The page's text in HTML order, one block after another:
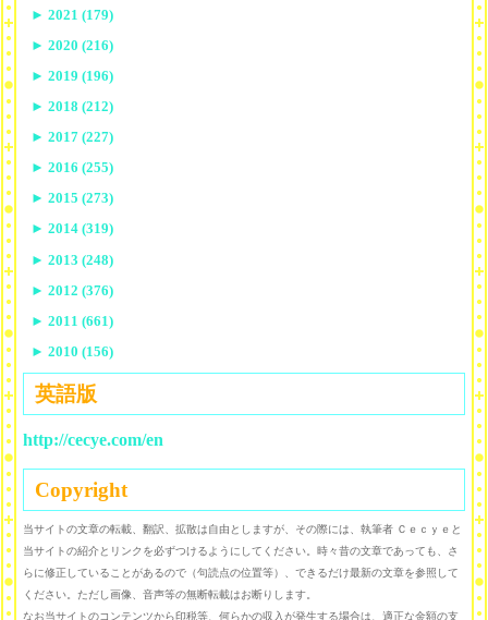
► 2021 (179)
► 2020 (216)
► 2019 (196)
► 2018 (212)
► 2017 (227)
► 2016 (255)
► 2015 (273)
► 2014 (319)
► 2013 (248)
► 2012 (376)
► 2011 (661)
► 2010 (156)
英語版
http://cecye.com/en
Copyright
当サイトの文章の転載、翻訳、拡散は自由としますが、その際には、執筆者 Ｃｅｃｙｅと
当サイトの紹介とリンクを必ずつけるようにしてください。時々昔の文章であっても、さ
らに修正していることがあるので（句読点の位置等）、できるだけ最新の文章を参照して
ください。ただし画像、音声等の無断転載はお断りします。
なお当サイトのコンテンツから印税等、何らかの収入が発生する場合は、適正な金額の支